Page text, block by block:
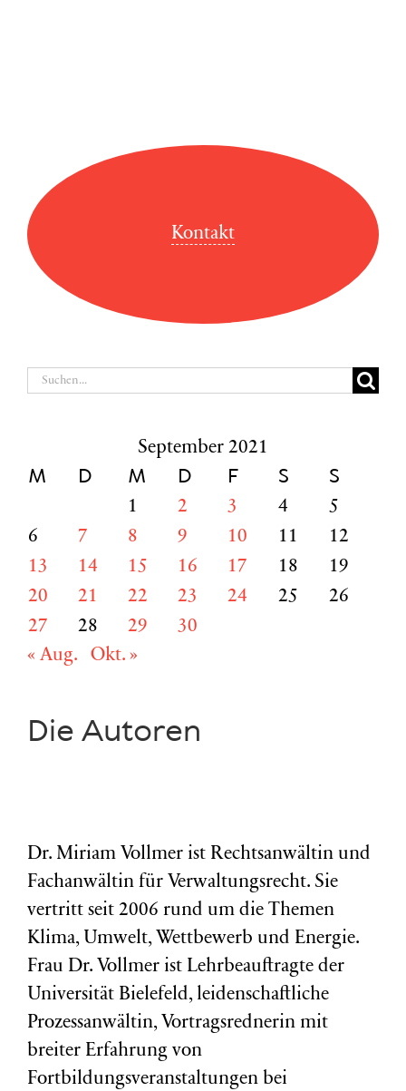
Kontakt
Suche
September 2021
M D M D F S S
1 2 3 4
5
6
7 8 9 10 11
12
13
14 15 16 17 18
19
20
21 22 23 24 25
26
27
28 29
30
« Aug.
Okt. »
Die Autoren
Dr. Miriam Vollmer ist Rechtsanwältin und
Fachanwältin für Verwaltungsrecht. Sie
vertritt seit 2006 rund um die Themen
Klima, Umwelt, Wettbewerb und Energie.
Frau Dr. Vollmer ist Lehrbeauftragte der
Universität Bielefeld, leidenschaftliche
Prozessanwältin, Vortragsrednerin mit
breiter Erfahrung von
Fortbildungsveranstaltungen bei